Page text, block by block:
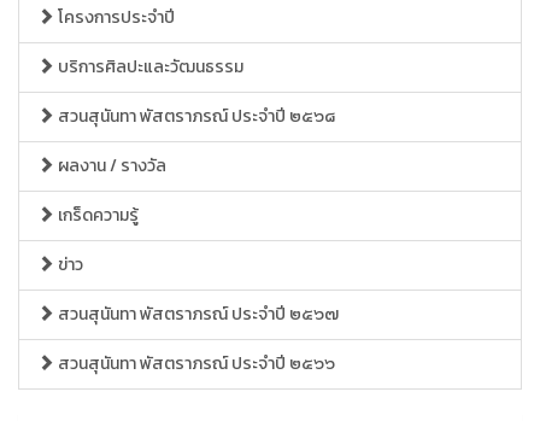
โครงการประจำปี
บริการศิลปะและวัฒนธรรม
สวนสุนันทา พัสตราภรณ์ ประจำปี ๒๕๖๘
ผลงาน / รางวัล
เกร็ดความรู้
ข่าว
สวนสุนันทา พัสตราภรณ์ ประจำปี ๒๕๖๗
สวนสุนันทา พัสตราภรณ์ ประจำปี ๒๕๖๖